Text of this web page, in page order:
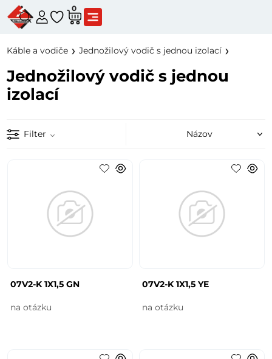
0
Káble a vodiče Jednožilový vodič s jednou izolací
Jednožilový vodič s jednou
izolací
Filter
07V2-K 1X1,5 GN
na otázku
07V2-K 1X1,5 YE
na otázku